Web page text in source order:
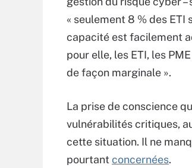
« seulement 8 % des
capacité est facilement
pour elle, les ETI, les
de façon marginale ».
La prise de conscience
vulnérabilités critiques,
cette situation. Il ne
pourtant concernées.